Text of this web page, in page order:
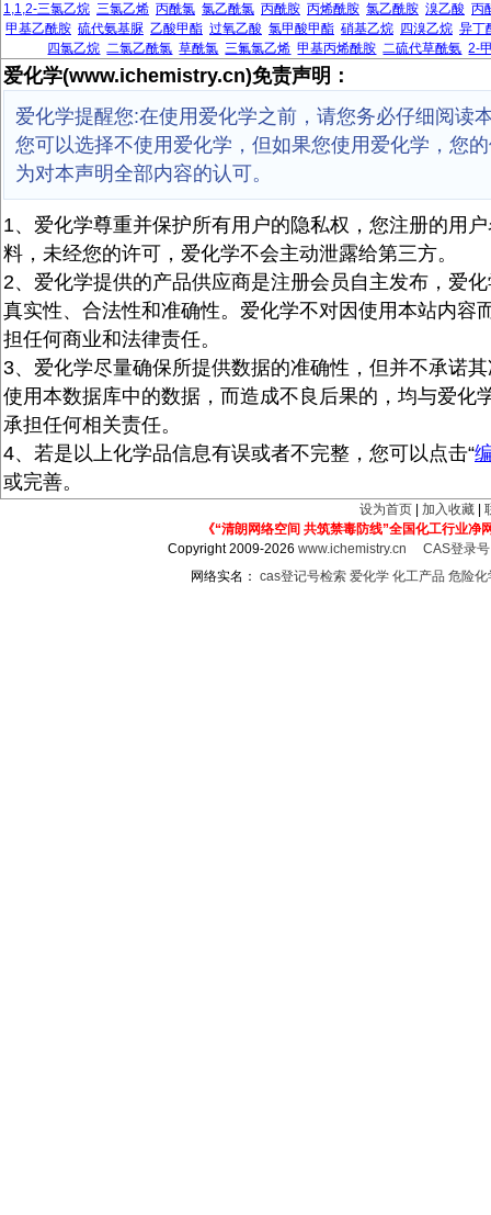
1,1,2-三氯乙烷 三氯乙烯 丙酰氯 氯乙酰氯 丙酰胺 丙烯酰胺 氯乙酰胺 溴乙酸 丙
甲基乙酰胺 硫代氨基脲 乙酸甲酯 过氧乙酸 氯甲酸甲酯 硝基乙烷 四溴乙烷 异丁
四氯乙烷 二氯乙酰氯 草酰氯 三氟氯乙烯 甲基丙烯酰胺 二硫代草酰氨 2-
爱化学(www.ichemistry.cn)免责声明：
爱化学提醒您:在使用爱化学之前，请您务必仔细阅读
您可以选择不使用爱化学，但如果您使用爱化学，您
为对本声明全部内容的认可。
1、爱化学尊重并保护所有用户的隐私权，您注册的用
料，未经您的许可，爱化学不会主动泄露给第三方。
2、爱化学提供的产品供应商是注册会员自主发布，爱
真实性、合法性和准确性。爱化学不对因使用本站内容
担任何商业和法律责任。
3、爱化学尽量确保所提供数据的准确性，但并不承诺
使用本数据库中的数据，而造成不良后果的，均与爱化
承担任何相关责任。
4、若是以上化学品信息有误或者不完整，您可以点击“
或完善。
设为首页 加入收藏
《“清朗网络空间 共筑禁毒防线”全国化工行业净
Copyright 2009-2026www.ichemistry.cn
CAS登录
网络实名： cas登记号检索 爱化学 化工产品 危险化